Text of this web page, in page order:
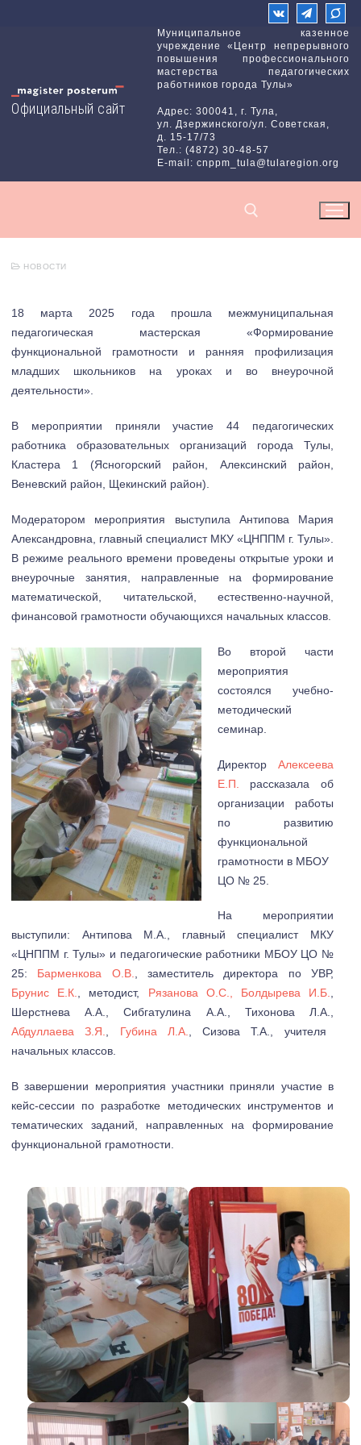
Официальный сайт
Муниципальное казенное
учреждение «Центр непрерывного
повышения профессионального
мастерства педагогических
работников города Тулы»
Адрес: 300041, г. Тула,
ул. Дзержинского/ул. Советская,
д. 15-17/73
Тел.: (4872) 30-48-57
E-mail: cnppm_tula@tularegion.org
НОВОСТИ
18 марта 2025 года прошла межмуниципальная
педагогическая мастерская «Формирование
функциональной грамотности и ранняя профилизация
младших школьников на уроках и во внеурочной
деятельности».
В мероприятии приняли участие 44 педагогических
работника образовательных организаций города Тулы,
Кластера 1 (Ясногорский район, Алексинский район,
Веневский район, Щекинский район).
Модератором мероприятия выступила Антипова Мария
Александровна, главный специалист МКУ «ЦНППМ г. Тулы».
В режиме реального времени проведены открытые уроки и
внеурочные занятия, направленные на формирование
математической, читательской, естественно-научной,
финансовой грамотности обучающихся начальных классов.
Во второй части
мероприятия
состоялся учебно-
методический
семинар.
Директор Алексеева
Е.П.
рассказала об
организации работы
по развитию
функциональной
грамотности в МБОУ
ЦО № 25.
На мероприятии
выступили: Антипова М.А., главный специалист МКУ
«ЦНППМ г. Тулы» и педагогические работники МБОУ ЦО №
25: Барменкова О.В., заместитель директора по УВР,
Брунис Е.К., методист, Рязанова О.С., Болдырева И.Б.,
Шерстнева А.А., Сибгатулина А.А., Тихонова Л.А.,
Абдуллаева З.Я., Губина Л.А., Сизова Т.А., учителя
начальных классов.
В завершении мероприятия участники приняли участие в
кейс-сессии по разработке методических инструментов и
тематических заданий, направленных на формирование
функциональной грамотности.